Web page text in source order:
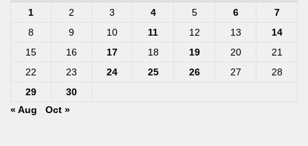
1
2 3 4 5 6
7
8
9 10 11 12 13
14
15
16 17 18 19 20
21
22
23 24 25 26 27
28
29
30
« Aug
Oct »